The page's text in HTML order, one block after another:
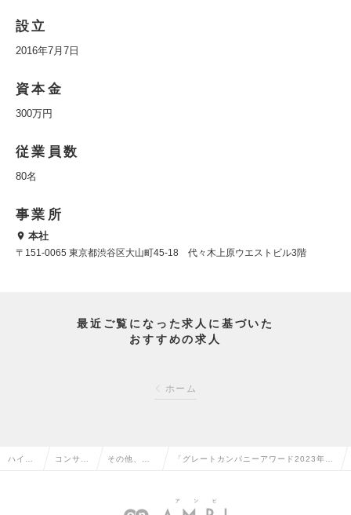
設立
2016年7月7日
資本金
300万円
従業員数
80名
事業所
本社
〒151-0065 東京都渋谷区大山町45-18 代々木上原ウエストビル3階
最近ご覧になった求人に基づいた
おすすめの求人
ホーム
ハイク コンサル その他、コ
ト系の転職
「グレートカンパニーアワード2023年受
チャー制度ありの求人情報